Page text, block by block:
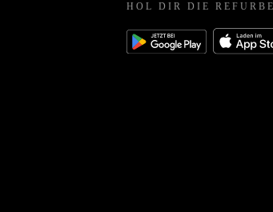
HOL DIR DIE